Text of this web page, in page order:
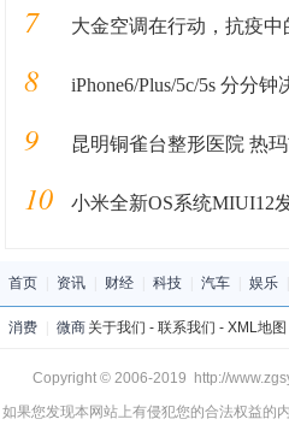
7 大金空调在行动，抗疫中
8 iPhone6/Plus/5c/5s 分分
9 昆明铜雀台整形医院 热
10 小米全新OS系统MIUI12发
首页 资讯 财经 科技 汽车 娱乐
消费 微商 关于我们 - 联系我们 - XML地图
Copyright © 2006-2019 http://
如果您发现本网站上有侵犯您的合法权益的